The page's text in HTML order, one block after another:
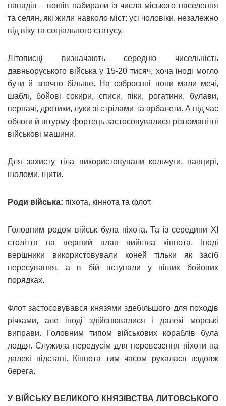
нападів – воїнів набирали із числа міського населення
та селян, які жили навколо міст: усі чоловіки, незалежно
від віку та соціального статусу.
Літописці визначають середню чисельність
давньоруського війська у 15-20 тисяч, хоча іноді могло
бути й значно більше. На озброєнні вони мали мечі,
шаблі, бойові сокири, списи, піки, рогатини, булави,
перначі, дротики, луки зі стрілами та арбалети. А під час
облоги й штурму фортець застосовувалися різноманітні
військові машини.
Для захисту тіла використовували кольчуги, панцирі,
шоломи, щити.
Роди війська: піхота, кіннота та флот.
Головним родом військ була піхота. Та із середини ХІ
століття на перший план вийшла кіннота. Іноді
вершники використовували коней тільки як засіб
пересування, а в бій вступали у піших бойових
порядках.
Флот застосовувався князями здебільшого для походів
річками, але іноді здійснювалися і далекі морські
виправи. Головним типом військових кораблів була
лоддя. Служила передусім для перевезення піхоти на
далекі відстані. Кіннота тим часом рухалася вздовж
берега.
У ВІЙСЬКУ ВЕЛИКОГО КНЯЗІВСТВА ЛИТОВСЬКОГО